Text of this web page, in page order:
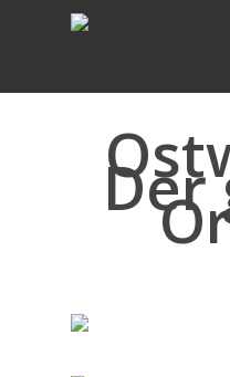
Hit enter to search or
Der